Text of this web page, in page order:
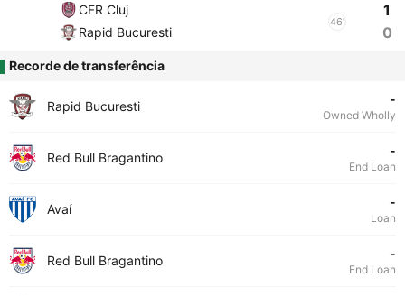
CFR Cluj
Rapid Bucuresti
46'
1
0
Recorde de transferência
Rapid Bucuresti -
Owned Wholly
Red Bull Bragantino -
End Loan
Avaí -
Loan
Red Bull Bragantino -
End Loan